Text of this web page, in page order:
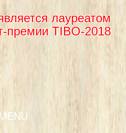
лауреатом
премии TIBO-2018